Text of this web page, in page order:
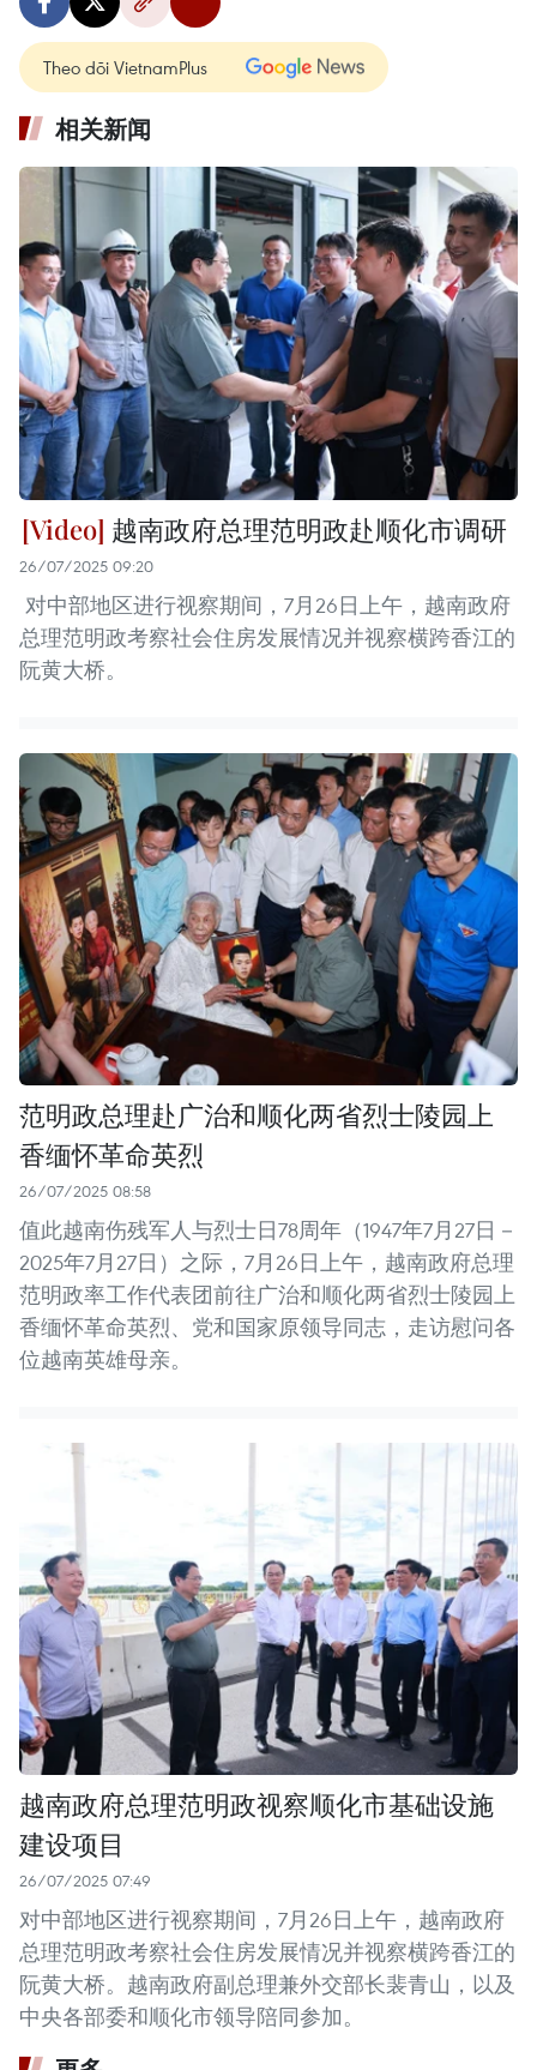
Theo dõi VietnamPlus
相关新闻
越南政府总理范明政赴顺化市调研
26/07/2025 09:20
对中部地区进行视察期间，7月26日上午，越南政府
总理范明政考察社会住房发展情况并视察横跨香江的
阮黄大桥。
范明政总理赴广治和顺化两省烈士陵园上
香缅怀革命英烈
26/07/2025 08:58
值此越南伤残军人与烈士日78周年（1947年7月27日－
2025年7月27日）之际，7月26日上午，越南政府总理
范明政率工作代表团前往广治和顺化两省烈士陵园上
香缅怀革命英烈、党和国家原领导同志，走访慰问各
位越南英雄母亲。
越南政府总理范明政视察顺化市基础设施
建设项目
26/07/2025 07:49
对中部地区进行视察期间，7月26日上午，越南政府
总理范明政考察社会住房发展情况并视察横跨香江的
阮黄大桥。越南政府副总理兼外交部长裴青山，以及
中央各部委和顺化市领导陪同参加。